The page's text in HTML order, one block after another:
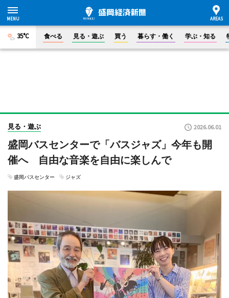
35°C 食べる 見る・遊ぶ 買う 暮らす・働く 学ぶ・知る
見る・遊ぶ 2026.06.01
盛岡バスセンターで「バスジャズ」今年も開
催へ 自由な音楽を自由に楽しんで
盛岡バスセンター ジャズ